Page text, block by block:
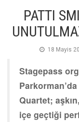
PATTI
18 Mayis
Stagepass
Quartet;
içe geçtiği